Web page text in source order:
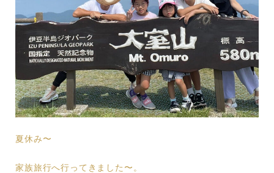
夏休み〜
家族旅行へ行ってきました〜。